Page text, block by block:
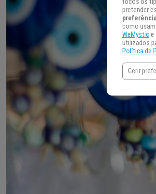
todos os
pretender
como
WeMystice
utilizados
Política de
Gerir